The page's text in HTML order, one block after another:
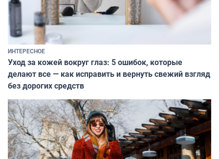
ИНТЕРЕСНОЕ
Уход за кожей вокруг глаз: 5 ошибок, которые
делают все — как исправить и вернуть свежий взгляд
без дорогих средств